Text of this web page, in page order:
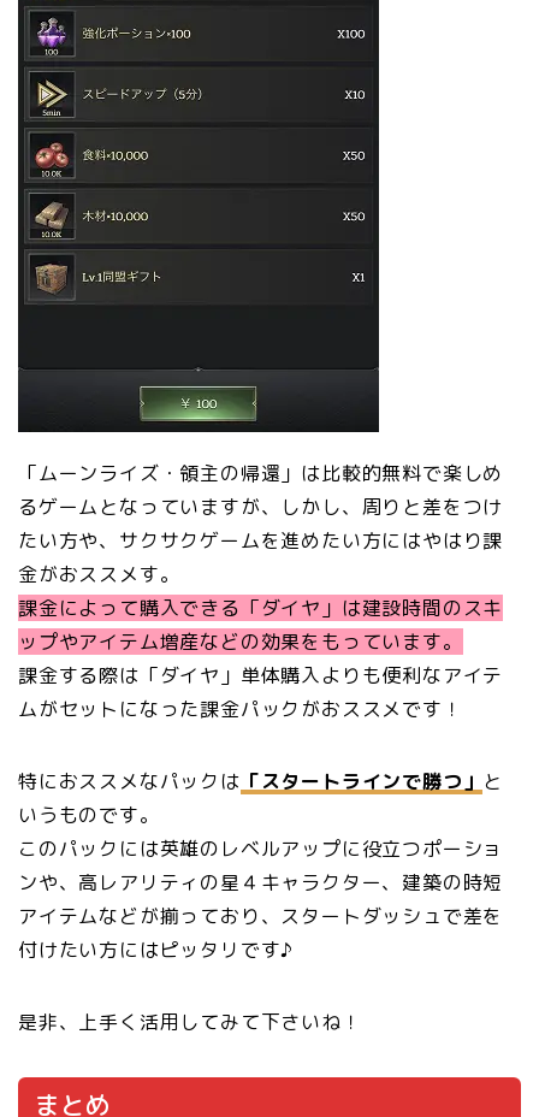
「ムーンライズ・領主の帰還」は比較的無料で楽しめ
るゲームとなっていますが、しかし、周りと差をつけ
たい方や、サクサクゲームを進めたい方にはやはり課
金がおススメす。
課金によって購入できる「ダイヤ」は建設時間のスキ
ップやアイテム増産などの効果をもっています。
課金する際は「ダイヤ」単体購入よりも便利なアイテ
ムがセットになった課金パックがおススメです！
特におススメなパックは 「スタートラインで勝つ」 と
いうものです。
このパックには英雄のレベルアップに役立つポーショ
ンや、高レアリティの星４キャラクター、建築の時短
アイテムなどが揃っており、スタートダッシュで差を
付けたい方にはピッタリです♪
是非、上手く活用してみて下さいね！
まとめ